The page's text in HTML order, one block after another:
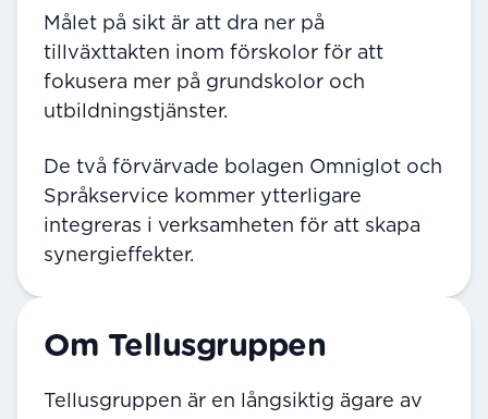
Målet på sikt är att dra ner på
tillväxttakten inom förskolor för att
fokusera mer på grundskolor och
utbildningstjänster.
De två förvärvade bolagen Omniglot och
Språkservice kommer ytterligare
integreras i verksamheten för att skapa
synergieffekter.
Om Tellusgruppen
Tellusgruppen är en långsiktig ägare av